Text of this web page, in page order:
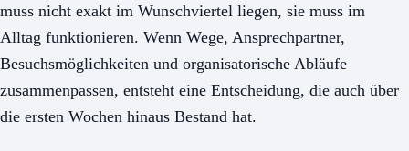
muss nicht exakt im Wunschviertel liegen, sie muss im
Alltag funktionieren. Wenn Wege, Ansprechpartner,
Besuchsmöglichkeiten und organisatorische Abläufe
zusammenpassen, entsteht eine Entscheidung, die auch über
die ersten Wochen hinaus Bestand hat.